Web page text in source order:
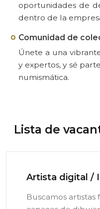
oportunidades de
dentro de la
Comunidad de
Únete a una
y expertos, y sé
numismática.
Lista de
Artista digital /
Buscamos